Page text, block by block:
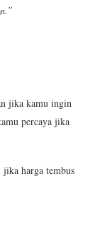
jika kamu ingin
percaya jika
harga tembus